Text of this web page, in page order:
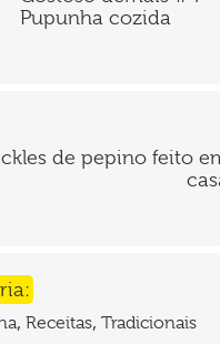
Pupunha cozida
de pepino feito
, Receitas, Tradicionais